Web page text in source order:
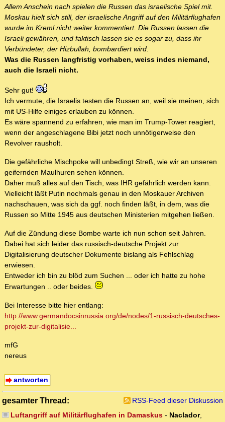
Allem Anschein nach spielen die Russen das israelische Spiel mit.
Moskau hielt sich still, der israelische Angriff auf den Militärflughafen
wurde im Kreml nicht weiter kommentiert. Die Russen lassen die
Israeli gewähren, und faktisch lassen sie es sogar zu, dass ihr
Verbündeter, der Hizbullah, bombardiert wird.
Was die Russen langfristig vorhaben, weiss indes niemand,
auch die Israeli nicht.
Sehr gut!
Ich vermute, die Israelis testen die Russen an, weil sie meinen, sich
mit US-Hilfe einiges erlauben zu können.
Es wäre spannend zu erfahren, wie man im Trump-Tower reagiert,
wenn der angeschlagene Bibi jetzt noch unnötigerweise den
Revolver rausholt.
Die gefährliche Mischpoke will unbedingt Streß, wie wir an unseren
geifernden Maulhuren sehen können.
Daher muß alles auf den Tisch, was IHR gefährlich werden kann.
Vielleicht läßt Putin nochmals genau in den Moskauer Archiven
nachschauen, was sich da ggf. noch finden läßt, in dem, was die
Russen so Mitte 1945 aus deutschen Ministerien mitgehen ließen.
Auf die Zündung diese Bombe warte ich nun schon seit Jahren.
Dabei hat sich leider das russisch-deutsche Projekt zur
Digitalisierung deutscher Dokumente bislang als Fehlschlag
erwiesen.
Entweder ich bin zu blöd zum Suchen ... oder ich hatte zu hohe
Erwartungen .. oder beides.
Bei Interesse bitte hier entlang:
http://www.germandocsinrussia.org/de/nodes/1-russisch-deutsches-
projekt-zur-digitalisie...
mfG
nereus
antworten
gesamter Thread:
RSS-Feed dieser Diskussion
Luftangriff auf Militärflughafen in Damaskus- Naclador,